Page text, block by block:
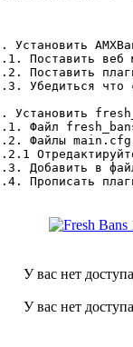
Установить
Поставить веб
Поставить
Убедиться что
Установить
Файл
Файлы
Добавить в
Прописать
У вас нет
У вас нет